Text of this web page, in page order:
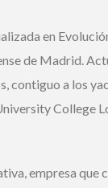
en
de Madrid.
contiguo a los
College
empresa que